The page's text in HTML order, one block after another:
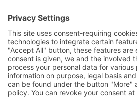
Camper Οδηγός Μεγεθών
ΤΕΧΝΟΛΟΓΙΑ
Τεχνολογία